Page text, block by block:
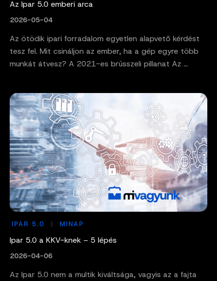
Az Ipar 5.0 emberi arca
2026-05-04
Az ötödik ipari forradalom egyetlen alapvető kérdést
tesz fel. Mit csináljon az ember, ha a gép egyre több
munkát átvesz? A 2021-es brüsszeli pillanat Az ...
IPAR 5.0 MINAP
Ipar 5.0 a KKV-knek – 5 lépés
2026-04-06
Az Ipar 5.0 nem a multik kiváltsága, vagyis az a fajta